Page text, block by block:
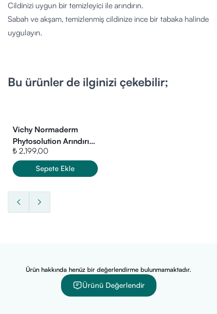
Cildinizi uygun bir temizleyici ile arındırın.
Sabah ve akşam, temizlenmiş cildinize ince bir tabaka halinde
uygulayın.
Bu ürün, yağlı ve karma cilt tipine sahip yetişkinlerin
İçerik Listesi:
Ürün içeriğinde yer alan temel bileşenler şunlardır:
Aqua / Water / Eau, Glycerin, Butylene Glycol, Salicylic
Acid, Isononyl Isononanoate, Zinc Sulfate, Bifida Ferment
Bu ürünler de ilginizi çekebilir;
Vichy Normaderm
Phytosolution Arındırıcı
Jel 400 ml
₺ 2,199.00
Sepete Ekle
Ürün hakkında henüz bir değerlendirme bulunmamaktadır.
Ürünü Değerlendir